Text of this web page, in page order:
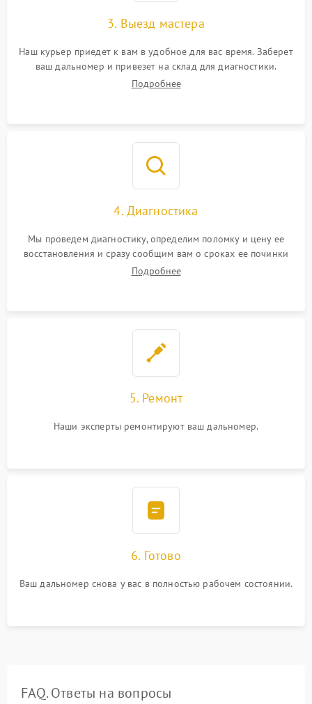
3. Выезд мастера
Наш курьер приедет к вам в удобное для вас время. Заберет
ваш дальномер и привезет на склад для диагностики.
Подробнее
4. Диагностика
Мы проведем диагностику, определим поломку и цену ее
восстановления и сразу сообщим вам о сроках ее починки
Подробнее
5. Ремонт
Наши эксперты ремонтируют ваш дальномер.
6. Готово
Ваш дальномер снова у вас в полностью рабочем состоянии.
FAQ. Ответы на вопросы